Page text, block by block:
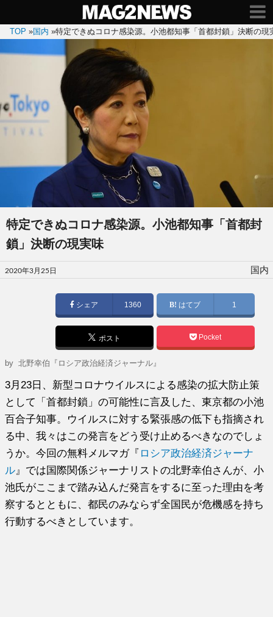
TOP »国内 »特定できぬコロナ感染源。小池都知事「首都封鎖」決断の現
特定できぬコロナ感染源。小池都知事「首都封
鎖」決断の現実味
投
稿
2020年3月25日 国内
シェア 1360 はてブ 1
ポスト Pocket
by北野幸伯『ロシア政治経済ジャーナル』
3月23日、新型コロナウイルスによる感染の拡大防止策
として「首都封鎖」の可能性に言及した、東京都の小池
百合子知事。ウイルスに対する緊張感の低下も指摘され
る中、我々はこの発言をどう受け止めるべきなのでしょ
うか。今回の無料メルマガ『 ロシア政治経済ジャーナ
ル 』では国際関係ジャーナリストの北野幸伯さんが、小
池氏がここまで踏み込んだ発言をするに至った理由を考
察するとともに、都民のみならず全国民が危機感を持ち
行動するべきとしています。